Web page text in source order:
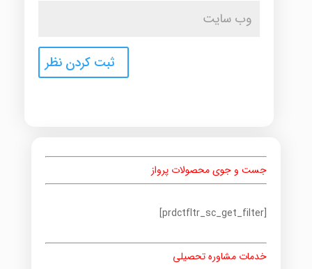
جست و جوی محصولات پرواز
[prdctfltr_sc_get_filter]
خدمات مشاوره تحصیلی